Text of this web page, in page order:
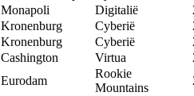
Monapoli Digitalië
Kronenburg Cyberië
Kronenburg Cyberië
Cashington Virtua
Eurodam
Rookie
Mountains